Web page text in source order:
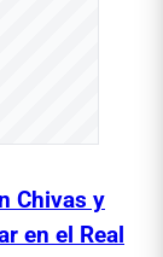
Chivas y
en el Real